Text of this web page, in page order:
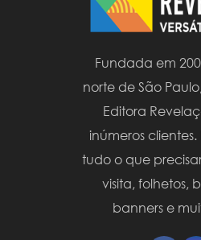
Fundada em
norte de São
Editora
inúmeros
tudo o que
visita, folhetos,
banners e